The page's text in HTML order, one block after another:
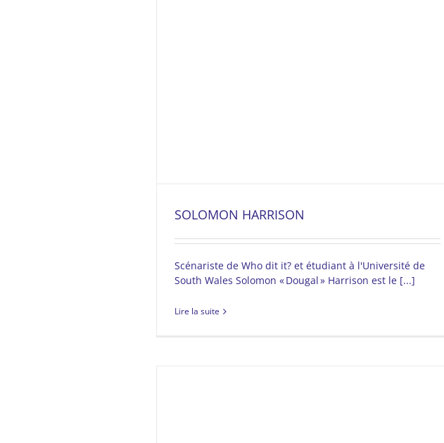
SOLOMON HARRISON
Scénariste de Who dit it? et étudiant à l'Université de
South Wales Solomon « Dougal » Harrison est le [...]
Lire la suite